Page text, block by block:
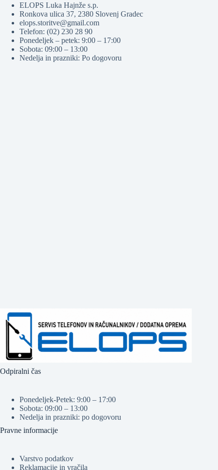
ELOPS Luka Hajnže s.p.
Ronkova ulica 37, 2380 Slovenj Gradec
elops.storitve@gmail.com
Telefon: (02) 230 28 90
Ponedeljek – petek: 9:00 – 17:00
Sobota: 09:00 – 13:00
Nedelja in prazniki: Po dogovoru
Odpiralni čas
Ponedeljek-Petek: 9:00 – 17:00
Sobota: 09:00 – 13:00
Nedelja in prazniki: po dogovoru
Pravne informacije
Varstvo podatkov
Reklamacije in vračila